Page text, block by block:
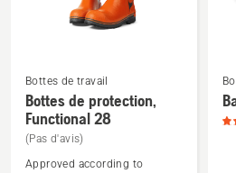
Voir
plus
de
détails
Bottes de travail
Bottes de protection,
Functional 28
(Pas d'avis)
Approved according to
Voir
plus
de